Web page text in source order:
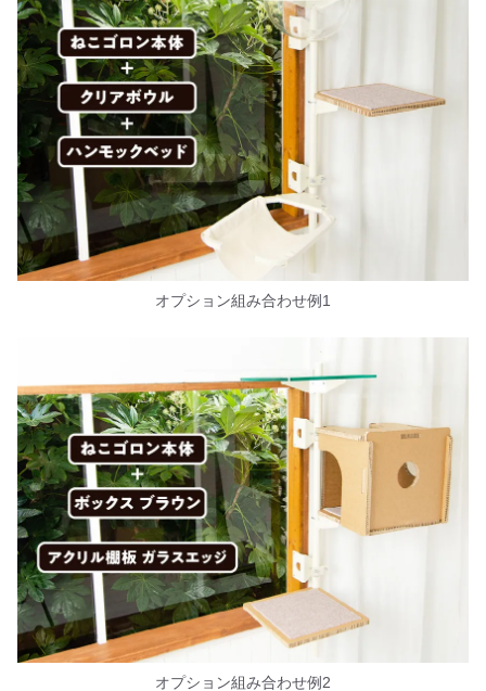
オプション組み合わせ例1
オプション組み合わせ例2